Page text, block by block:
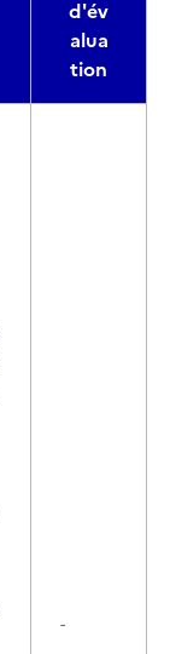
d'év
alua
tion
-